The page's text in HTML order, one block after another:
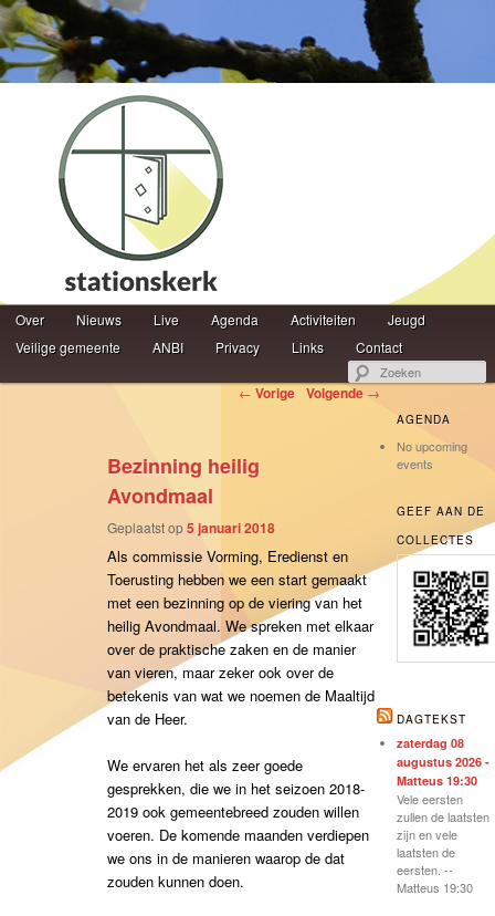
Hoofdmenu
Spring naar de primaire inhoud
Spring naar de secundaire inhoud
Over Nieuws Live Agenda Activiteiten
Jeugd
Veilige gemeente
ANBI Privacy Links Contact
Berichtnavigatie ← Vorige Volgende →
Bezinning heilig
Avondmaal
Geplaatst op5 januari 2018
Als commissie Vorming, Eredienst en
Toerusting hebben we een start gemaakt
met een bezinning op de viering van het
heilig Avondmaal. We spreken met elkaar
over de praktische zaken en de manier
van vieren, maar zeker ook over de
betekenis van wat we noemen de Maaltijd
van de Heer.
We ervaren het als zeer goede
gesprekken, die we in het seizoen 2018-
2019 ook gemeentebreed zouden willen
voeren. De komende maanden verdiepen
we ons in de manieren waarop de dat
zouden kunnen doen.
AGENDA
No upcoming
events
GEEF AAN DE
COLLECTES
DAGTEKST
zaterdag 08
augustus 2026 -
Matteus 19:30
Vele eersten
zullen de laatsten
zijn en vele
laatsten de
eersten. --
Matteus 19:30